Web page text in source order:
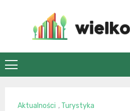
Aktualności , Turystyka